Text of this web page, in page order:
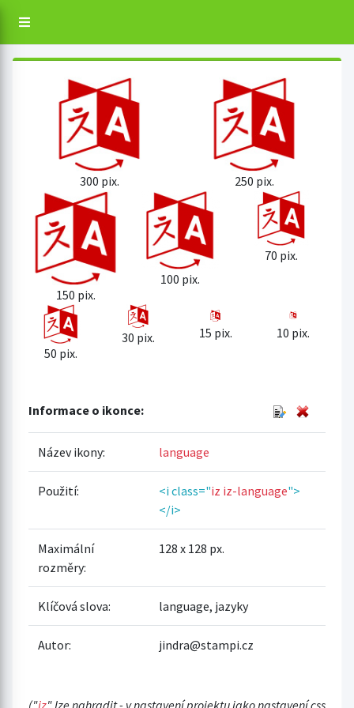
300 pix. 250 pix.
150 pix.
100 pix.
70 pix.
50 pix.
30 pix. 15 pix. 10 pix.
Informace o ikonce:
Název ikony: language
Použití: <i class="iz iz-language">
</i>
Maximální
rozměry:
128 x 128 px.
Klíčová slova: language, jazyky
Autor: jindra@stampi.cz
("iz" lze nahradit - v nastavení projektu jako nastavení css